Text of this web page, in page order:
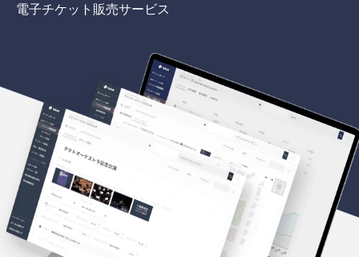
電子チケット販売サービス